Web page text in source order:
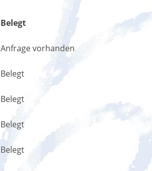
Belegt
Anfrage vorhanden
Belegt
Belegt
Belegt
Belegt